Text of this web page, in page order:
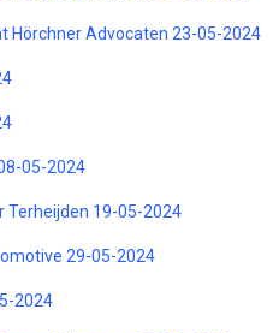
Hörchner Advocaten 23-05-2024
05-2024
Terheijden 19-05-2024
29-05-2024
2024